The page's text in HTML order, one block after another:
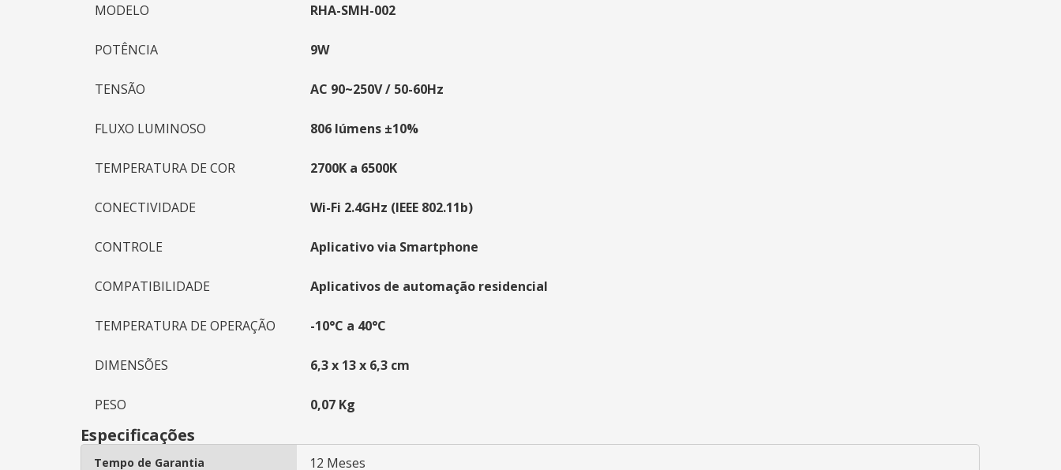
MODELO RHA-SMH-002
POTÊNCIA 9W
TENSÃO AC 90~250V / 50-60Hz
FLUXO LUMINOSO 806 lúmens ±10%
TEMPERATURA DE COR 2700K a 6500K
CONECTIVIDADE Wi-Fi 2.4GHz (IEEE 802.11b)
CONTROLE Aplicativo via Smartphone
COMPATIBILIDADE Aplicativos de automação residencial
TEMPERATURA DE OPERAÇÃO -10°C a 40°C
DIMENSÕES 6,3 x 13 x 6,3 cm
PESO 0,07 Kg
Especificações
Tempo de Garantia 12 Meses